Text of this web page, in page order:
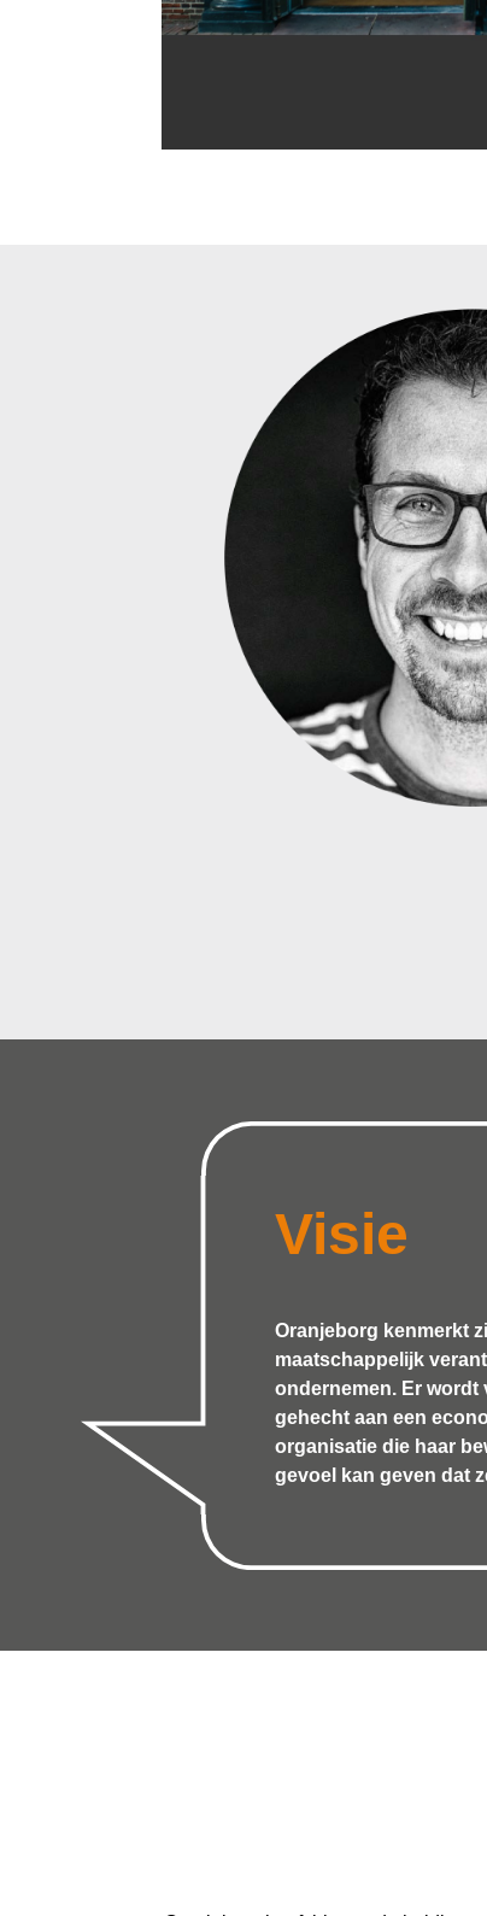
Visie
Oranjeborg kenmerkt
maatschappelijk
ondernemen. Er wordt
gehecht aan een
organisatie die haar
gevoel kan geven dat